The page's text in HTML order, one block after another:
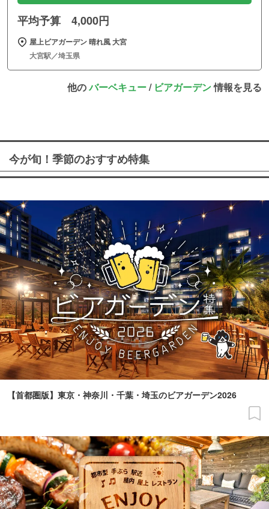
平均予算 4,000円
屋上ビアガーデン 晴れ風 大宮
大宮駅／埼玉県
他のバーベキュー/ ビアガーデン情報を見る
今が旬！季節のおすすめ特集
【首都圏版】東京・神奈川・千葉・埼玉のビアガーデン2026